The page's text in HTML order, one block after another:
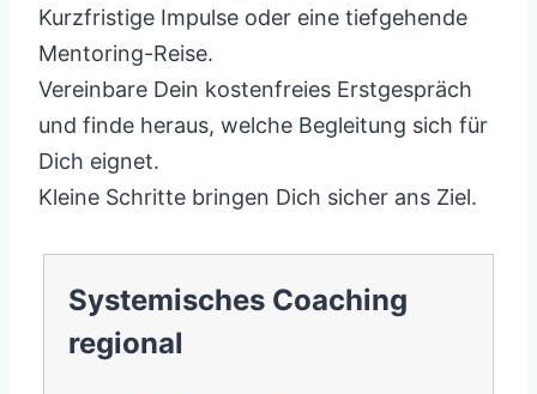
Kurzfristige Impulse oder eine tiefgehende
Mentoring-Reise.
Vereinbare Dein kostenfreies Erstgespräch
und finde heraus, welche Begleitung sich für
Dich eignet.
Kleine Schritte bringen Dich sicher ans Ziel.
Systemisches Coaching
regional